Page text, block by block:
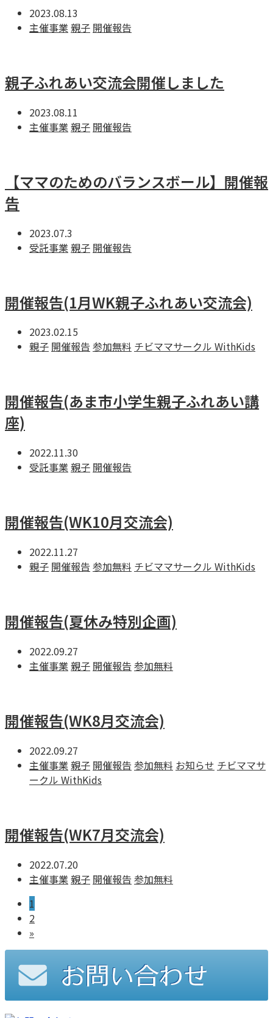
2023.08.13
主催事業親子 開催報告
親子ふれあい交流会開催しました
2023.08.11
主催事業親子 開催報告
【ママのためのバランスボール】開催報
告
2023.07.3
受託事業 親子 開催報告
開催報告(1月WK親子ふれあい交流会)
2023.02.15
親子 開催報告 参加無料 チビママサークル WithKids
開催報告(あま市小学生親子ふれあい講
座)
2022.11.30
受託事業親子 開催報告
開催報告(WK10月交流会)
2022.11.27
親子 開催報告 参加無料 チビママサークル WithKids
開催報告(夏休み特別企画)
2022.09.27
主催事業親子 開催報告 参加無料
開催報告(WK8月交流会)
2022.09.27
主催事業 親子 開催報告 参加無料 お知らせ チビママサ
ークル WithKids
開催報告(WK7月交流会)
2022.07.20
主催事業 親子 開催報告 参加無料
1
2
»